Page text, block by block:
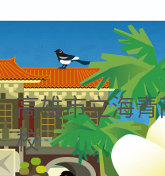
高雄市立海
校